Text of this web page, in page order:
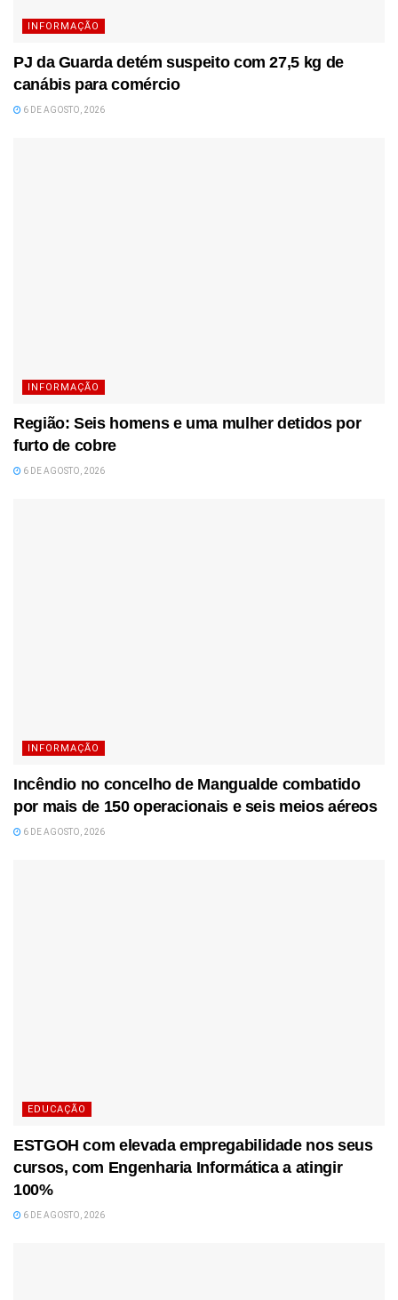
INFORMAÇÃO
PJ da Guarda detém suspeito com 27,5 kg de
canábis para comércio
6 DE AGOSTO, 2026
INFORMAÇÃO
Região: Seis homens e uma mulher detidos por
furto de cobre
6 DE AGOSTO, 2026
INFORMAÇÃO
Incêndio no concelho de Mangualde combatido
por mais de 150 operacionais e seis meios aéreos
6 DE AGOSTO, 2026
EDUCAÇÃO
ESTGOH com elevada empregabilidade nos seus
cursos, com Engenharia Informática a atingir
100%
6 DE AGOSTO, 2026